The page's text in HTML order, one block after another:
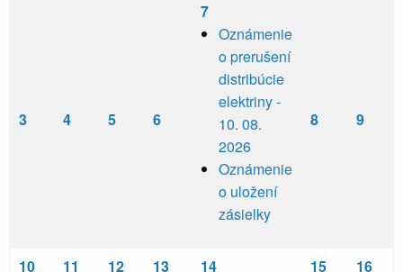
3 4 5 6
7
Oznámenie
o prerušení
distribúcie
elektriny -
10. 08.
2026
Oznámenie
o uložení
zásielky
8 9
10 11 12 13 14 15
16